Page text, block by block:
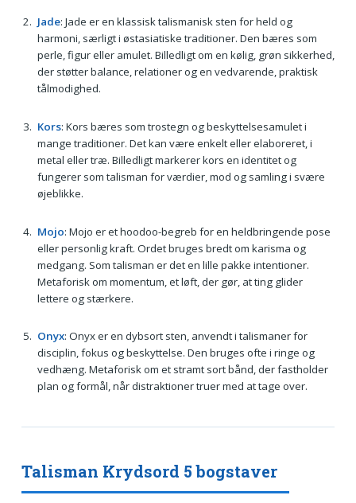
Jade: Jade er en klassisk talismanisk sten for held og
harmoni, særligt i østasiatiske traditioner. Den bæres som
perle, figur eller amulet. Billedligt om en kølig, grøn sikkerhed,
der støtter balance, relationer og en vedvarende, praktisk
tålmodighed.
Kors: Kors bæres som trostegn og beskyttelsesamulet i
mange traditioner. Det kan være enkelt eller elaboreret, i
metal eller træ. Billedligt markerer kors en identitet og
fungerer som talisman for værdier, mod og samling i svære
øjeblikke.
Mojo: Mojo er et hoodoo-begreb for en heldbringende pose
eller personlig kraft. Ordet bruges bredt om karisma og
medgang. Som talisman er det en lille pakke intentioner.
Metaforisk om momentum, et løft, der gør, at ting glider
lettere og stærkere.
Onyx: Onyx er en dybsort sten, anvendt i talismaner for
disciplin, fokus og beskyttelse. Den bruges ofte i ringe og
vedhæng. Metaforisk om et stramt sort bånd, der fastholder
plan og formål, når distraktioner truer med at tage over.
Talisman Krydsord 5 bogstaver